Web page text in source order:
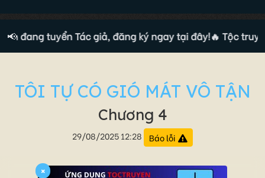
📢
đang tuyển Tác giả, đăng ký ngay tại đây!🔥 Tộc truyện
TÔI TỰ CÓ GIÓ MÁT VÔ TẬN
Chương 4
29/08/2025 12:28 Báo lỗi
×